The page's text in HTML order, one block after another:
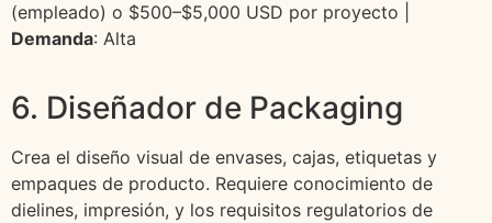
(empleado) o $500–$5,000 USD por proyecto |
Demanda: Alta
6. Diseñador de Packaging
Crea el diseño visual de envases, cajas, etiquetas y
empaques de producto. Requiere conocimiento de
dielines, impresión, y los requisitos regulatorios de